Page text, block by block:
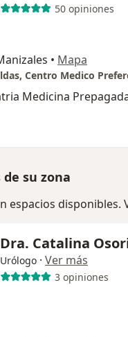
50 opiniones
• Mapa
Medicina
su zona
espacios disponibles.
Dra. Catalina
Urólogo · Ver más
3 opiniones